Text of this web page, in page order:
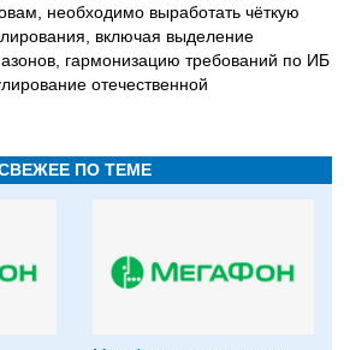
необходимо выработать чёткую
включая выделение
гармонизацию требований по ИБ
отечественной
ПО ТЕМЕ